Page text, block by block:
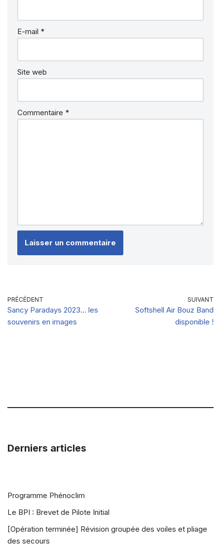
E-mail *
Site web
Commentaire *
PRÉCÉDENT
Sancy Paradays 2023… les
souvenirs en images
SUIVANT
Softshell Air Bouz Band
disponible !
Derniers articles
Programme Phénoclim
Le BPI : Brevet de Pilote Initial
[Opération terminée] Révision groupée des voiles et pliage
des secours